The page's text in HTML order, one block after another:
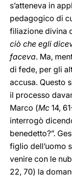
s’atteneva in
pedagogico di
filiazione divina
ciò che egli
faceva. Ma,
di fede, per gli
accusa. Questo
il processo
Marco (Mc 14,
interrogò
benedetto?”.
figlio dell’uomo
venire con le
22, 70) la